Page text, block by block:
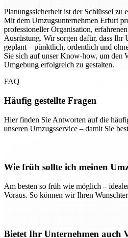
Planungssicherheit ist der Schlüssel zu
Mit dem Umzugsunternehmen Erfurt
professioneller Organisation,
Ausrüstung. Wir sorgen dafür, dass Ihr
geplant – pünktlich, ordentlich und
Sie sich auf unser Know-how, um den
Umgebung erfolgreich zu gestalten.
FAQ
Häufig gestellte Fragen
Hier finden Sie Antworten auf die
unseren Umzugsservice – damit Sie
Wie früh sollte ich meinen
Am besten so früh wie möglich –
Voraus. So können wir Ihren
Bietet Ihr Unternehmen auch